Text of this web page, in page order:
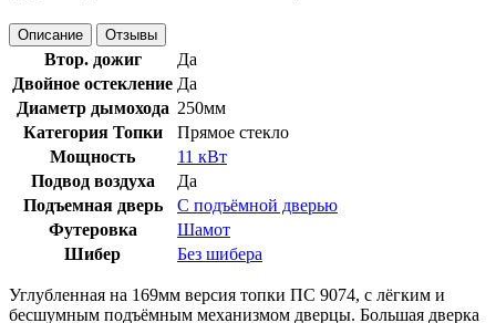
Описание Отзывы
Втор. дожиг
Да
Двойное остекление Да
Диаметр дымохода 250мм
Категория Топки
Прямое стекло
Мощность
11 кВт
Подвод воздуха
Да
Подъемная дверь
С подъёмной дверью
Футеровка
Шамот
Шибер
Без шибера
Углубленная на 169мм версия топки ПС 9074, с лёгким и
бесшумным подъёмным механизмом дверцы. Большая дверка